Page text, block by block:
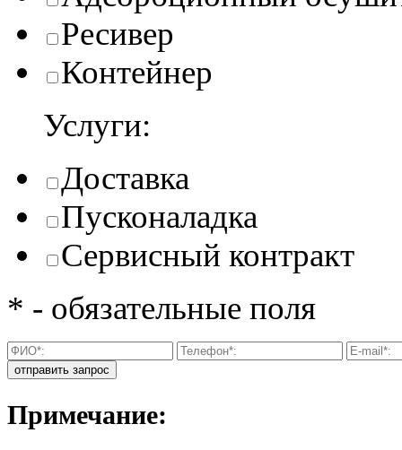
Ресивер
Контейнер
Услуги:
Доставка
Пусконаладка
Сервисный контракт
* - обязательные поля
Примечание: